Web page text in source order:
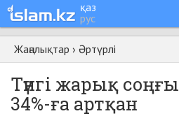
қаз
рус
Жаңалықтар › Әртүрлі
Түнгі жарық
34%-ға артқан